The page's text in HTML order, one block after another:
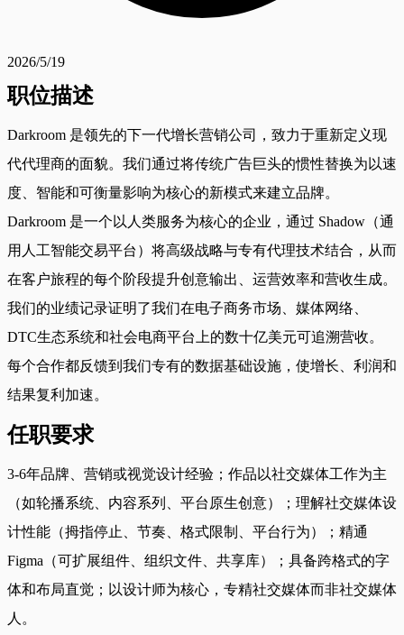
2026/5/19
职位描述
Darkroom 是领先的下一代增长营销公司，致力于重新定义现
代代理商的面貌。我们通过将传统广告巨头的惯性替换为以速
度、智能和可衡量影响为核心的新模式来建立品牌。
Darkroom 是一个以人类服务为核心的企业，通过 Shadow（通
用人工智能交易平台）将高级战略与专有代理技术结合，从而
在客户旅程的每个阶段提升创意输出、运营效率和营收生成。
我们的业绩记录证明了我们在电子商务市场、媒体网络、
DTC生态系统和社会电商平台上的数十亿美元可追溯营收。
每个合作都反馈到我们专有的数据基础设施，使增长、利润和
结果复利加速。
任职要求
3-6年品牌、营销或视觉设计经验；作品以社交媒体工作为主
（如轮播系统、内容系列、平台原生创意）；理解社交媒体设
计性能（拇指停止、节奏、格式限制、平台行为）；精通
Figma（可扩展组件、组织文件、共享库）；具备跨格式的字
体和布局直觉；以设计师为核心，专精社交媒体而非社交媒体
人。